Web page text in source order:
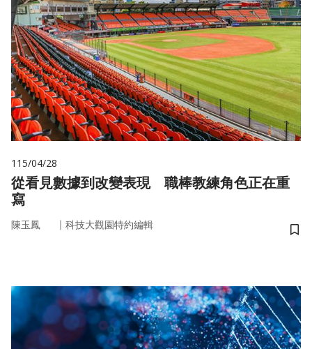
115/04/28
從看見數據到改變表現 職棒教練角色正在重
寫
陳玉鳳 ｜ 科技大觀園特約編輯
儲